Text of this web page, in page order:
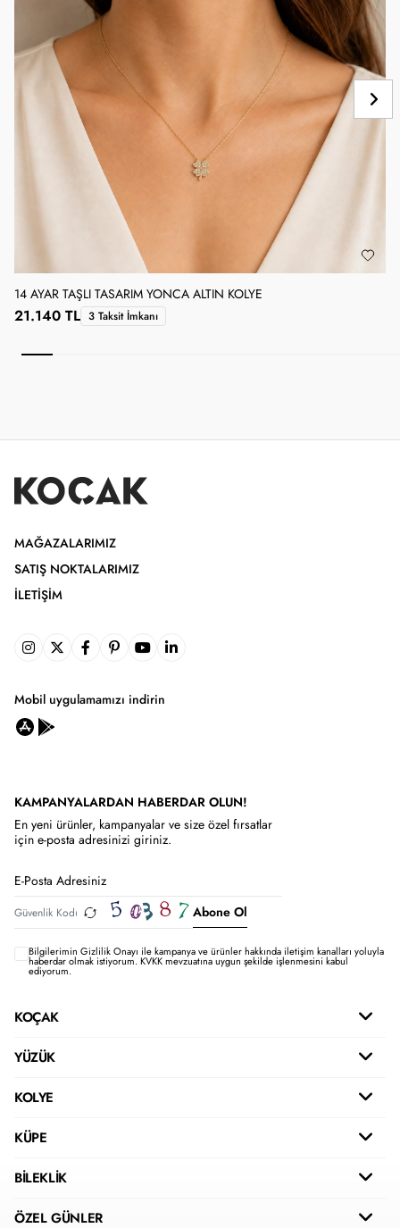
14 AYAR TAŞLI TASARIM YONCA ALTIN KOLYE
21.140 TL 3 Taksit İmkanı
MAĞAZALARIMIZ
SATIŞ NOKTALARIMIZ
İLETIŞIM
Mobil uygulamamızı indirin
KAMPANYALARDAN HABERDAR OLUN!
En yeni ürünler, kampanyalar ve size özel fırsatlar
için e-posta adresinizi giriniz.
Abone Ol
Bilgilerimin Gizlilik Onayı ile kampanya ve ürünler hakkında iletişim kanalları yoluyla
haberdar olmak istiyorum.KVKK mevzuatına uygun şekilde işlenmesini kabul
ediyorum.
KOÇAK
YÜZÜK
KOLYE
KÜPE
BİLEKLİK
ÖZEL GÜNLER